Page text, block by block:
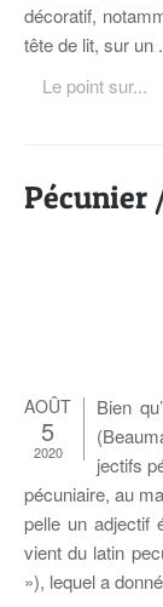
dé­co­ra­tif,
tête de lit, sur un
Le point sur...
Pécunier
AOÛT
5
2020
Bien
jec­tifs
pé­cu­niaire, au
pelle un ad­jec­tif
vient du la­tin
»), le­quel a